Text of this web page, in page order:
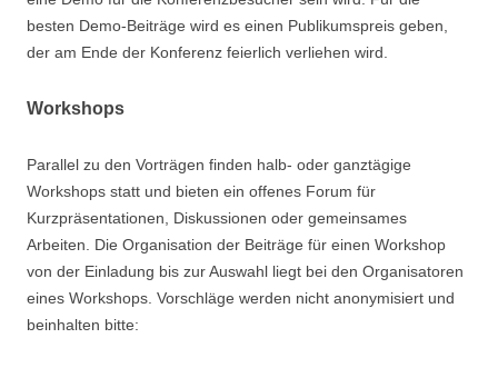
besten Demo-Beiträge wird es einen Publikumspreis geben,
der am Ende der Konferenz feierlich verliehen wird.
Workshops
Parallel zu den Vorträgen finden halb- oder ganztägige
Workshops statt und bieten ein offenes Forum für
Kurzpräsentationen, Diskussionen oder gemeinsames
Arbeiten. Die Organisation der Beiträge für einen Workshop
von der Einladung bis zur Auswahl liegt bei den Organisatoren
eines Workshops. Vorschläge werden nicht anonymisiert und
beinhalten bitte: